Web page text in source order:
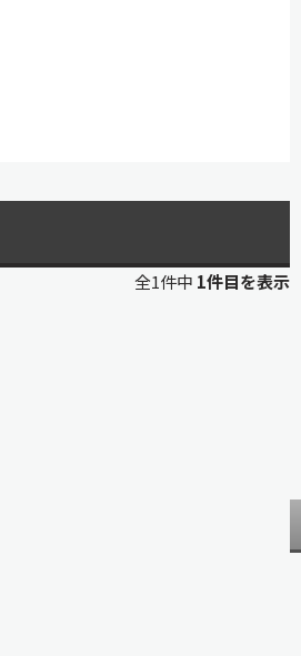
全1件中 1件目を表示